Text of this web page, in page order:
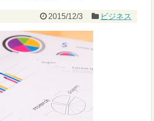
2015/12/3 ビジネス